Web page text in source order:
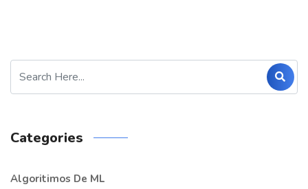
Categories
Algoritimos De ML